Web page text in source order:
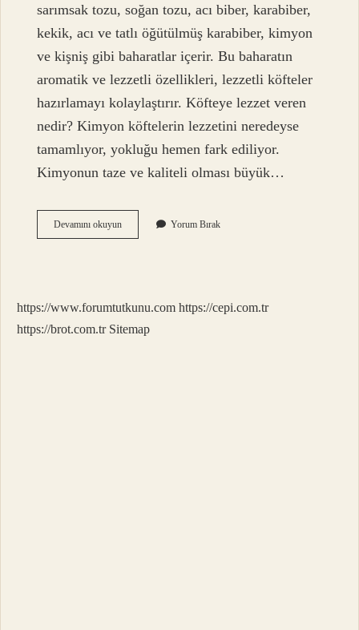
sarımsak tozu, soğan tozu, acı biber, karabiber,
kekik, acı ve tatlı öğütülmüş karabiber, kimyon
ve kişniş gibi baharatlar içerir. Bu baharatın
aromatik ve lezzetli özellikleri, lezzetli köfteler
hazırlamayı kolaylaştırır. Köfteye lezzet veren
nedir? Kimyon köftelerin lezzetini neredeyse
tamamlıyor, yokluğu hemen fark ediliyor.
Kimyonun taze ve kaliteli olması büyük…
Devamını okuyunEt
Köfteye
Yorum Bırak
https://www.forumtutkunu.com https://cepi.com.tr
https://brot.com.tr Sitemap